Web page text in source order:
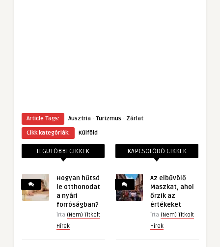
Article Tags: Ausztria · Turizmus · Zárlat
Cikk kategóriák:
Külföld
LEGUTÓBBI CIKKEK
Hogyan hűtsd
le otthonodat
a nyári
forróságban?
írta (Nem) Titkolt
Hírek
KAPCSOLÓDÓ CIKKEK
Az elbűvölő
Maszkat, ahol
őrzik az
értékeket
írta (Nem) Titkolt
Hírek